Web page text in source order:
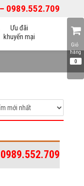
0989.552.709
Ưu đãi
khuyến mại
Giỏ